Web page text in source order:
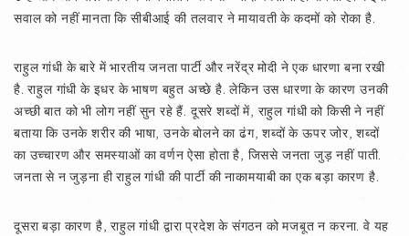
सवाल को नहीं मानता कि सीबीआई की तलवार ने मायावती के कदमों को रोका है.
राहुल गांधी के बारे में भारतीय जनता पार्टी और नरेंद्र मोदी ने एक धारणा बना रखी
है. राहुल गांधी के इधर के भाषण बहुत अच्छे है. लेकिन उस धारणा के कारण उनकी
अच्छी बात को भी लोग नहीं सुन रहे हैं. दूसरे शब्दों में, राहुल गांधी को किसी ने नहीं
बताया कि उनके शरीर की भाषा, उनके बोलने का ढंग, शब्दों के ऊपर जोर, शब्दों
का उच्चारण और समस्याओं का वर्णन ऐसा होता है, जिससे जनता जुड़ नहीं पाती.
जनता से न जुड़ना ही राहुल गांधी की पार्टी की नाकामयाबी का एक बड़ा कारण है.
दूसरा बड़ा कारण है, राहुल गांधी द्वारा प्रदेश के संगठन को मजबूत न करना. वे यह